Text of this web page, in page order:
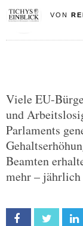
VON
Viele EU-
und
Parlaments
Beamten
mehr – jährlich
Facebook Twitter